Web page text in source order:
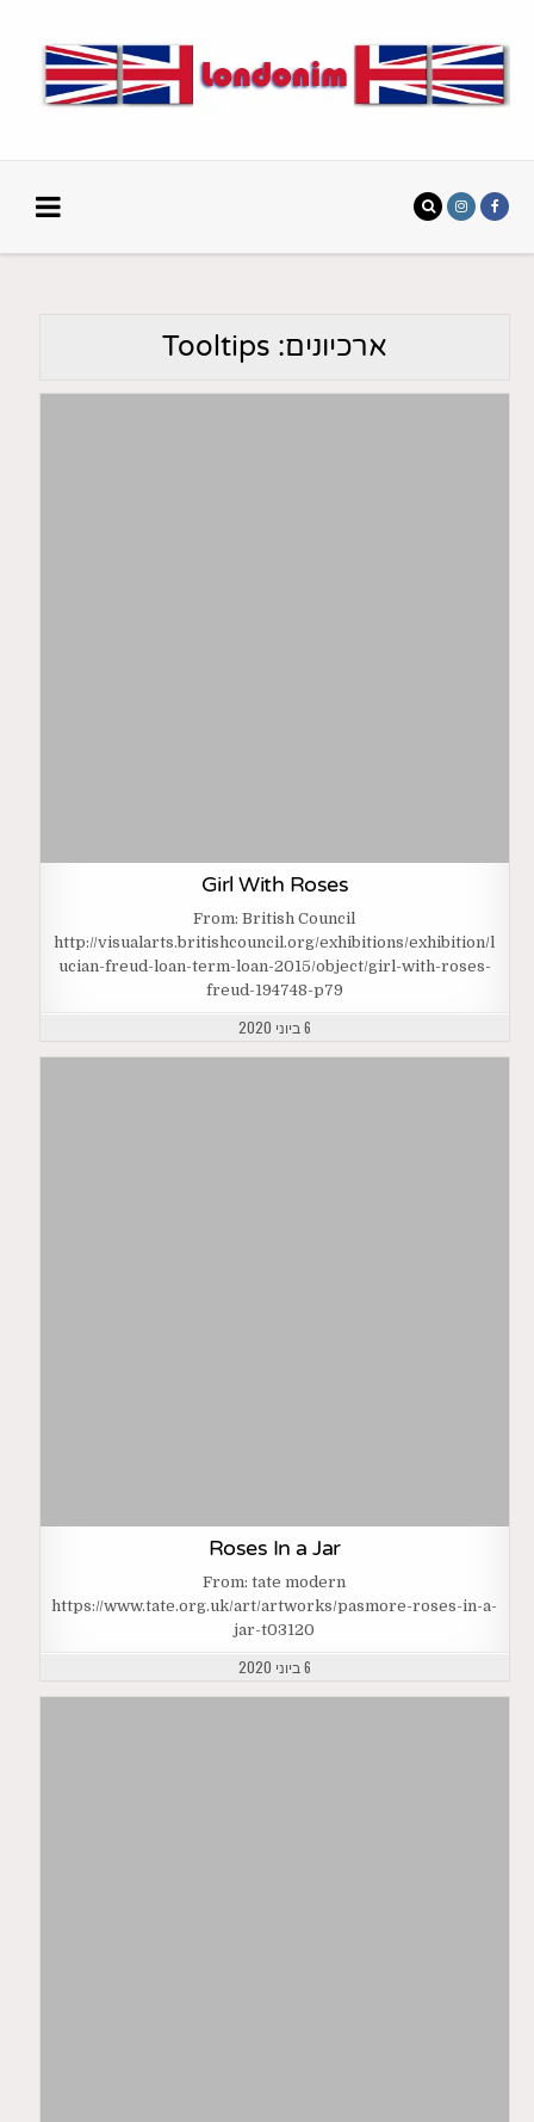
ארכיונים: Tooltips
Girl With Roses
From: British Council
http://visualarts.britishcouncil.org/exhibitions/exhibition/l
ucian-freud-loan-term-loan-2015/object/girl-with-roses-
freud-194748-p79
6 ביוני 2020
Roses In a Jar
From: tate modern
https://www.tate.org.uk/art/artworks/pasmore-roses-in-a-
jar-t03120
6 ביוני 2020